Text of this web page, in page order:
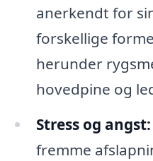
anerkendt for
forskellige
herunder
hovedpine og
Stress og angst:
fremme